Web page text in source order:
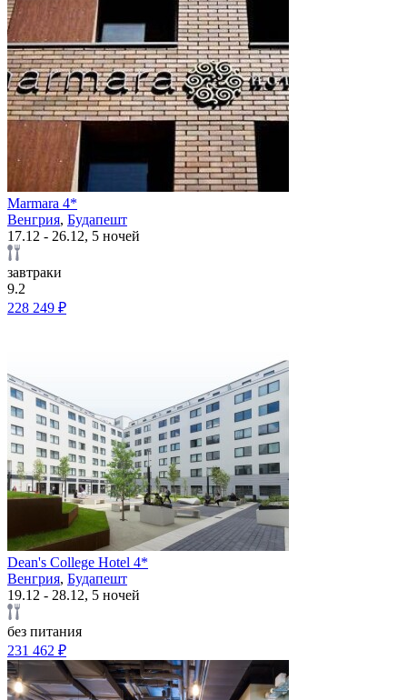
Marmara 4*
Венгрия, Будапешт
17.12 - 26.12, 5 ночей
завтраки
9.2
228 249 ₽
Dean's College Hotel 4*
Венгрия, Будапешт
19.12 - 28.12, 5 ночей
без питания
231 462 ₽